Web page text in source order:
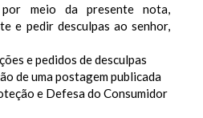
meio da presente nota,
e pedir desculpas ao senhor,
e pedidos de desculpas
de uma postagem publicada
e Defesa do Consumidor